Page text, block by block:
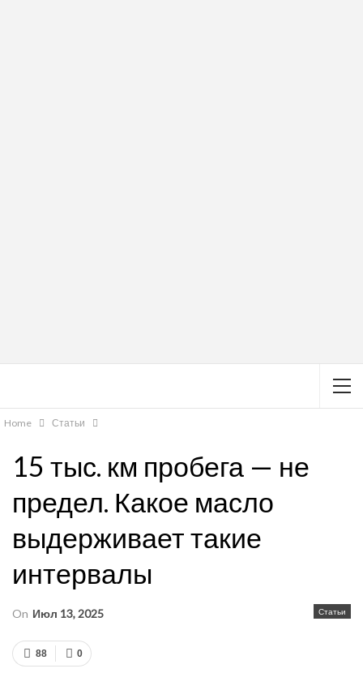
Home Статьи
15 тыс. км пробега — не
предел. Какое масло
выдерживает такие
интервалы
Статьи
On Июл 13, 2025
0
88